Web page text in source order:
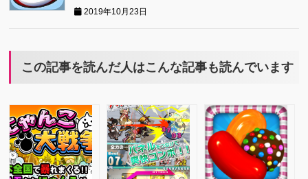
2019年10月23日
この記事を読んだ人はこんな記事も読んでいます